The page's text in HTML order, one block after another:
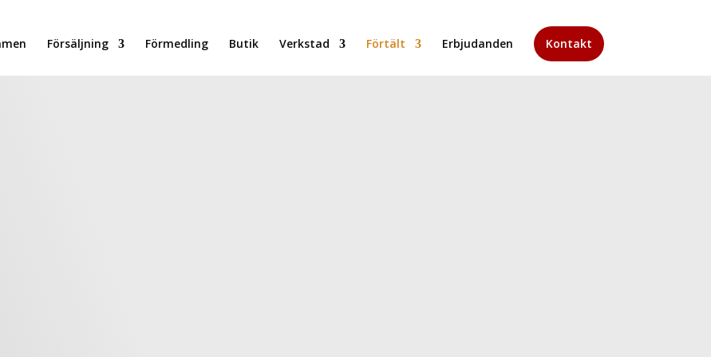
Försäljning Förmedling Butik Verkstad Förtält Erbjudanden Kontakt